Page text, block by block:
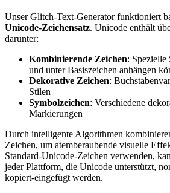
Unser Glitch-Text-Generator funktioniert
Unicode-Zeichensatz. Unicode enthält
darunter:
Kombinierende Zeichen: Spezielle
und unter Basiszeichen anhängen
Dekorative Zeichen:
Stilen
Symbolzeichen: Verschiedene
Markierungen
Durch intelligente Algorithmen
Zeichen, um atemberaubende visuelle
Standard-Unicode-Zeichen verwenden,
jeder Plattform, die Unicode unterstützt,
kopiert-eingefügt werden.